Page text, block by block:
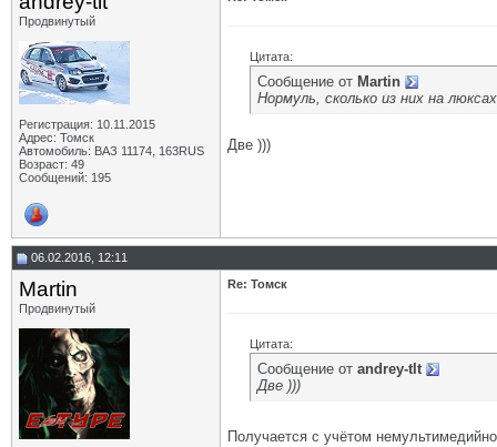
Продвинутый
Регистрация: 10.11.2015
Адрес: Томск
Автомобиль: ВАЗ 11174, 163RUS
Возраст: 49
Сообщений: 195
Цитата:
Сообщение от Martin
Нормуль, сколько из них на
Две )))
06.02.2016, 12:11
Martin
Продвинутый
Re: Томск
Цитата:
Сообщение от andrey-tlt
Две )))
Получается с учётом